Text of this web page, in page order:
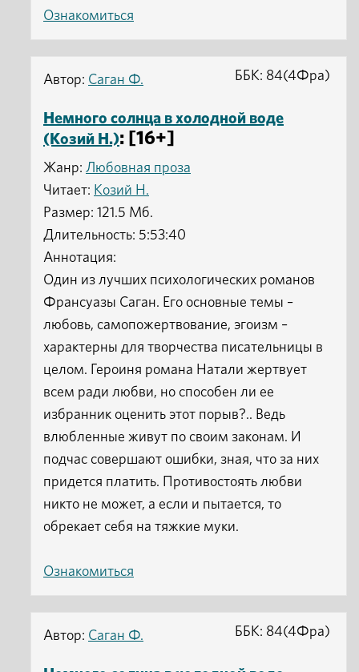
Ознакомиться
Автор: Саган Ф.
Немного солнца в холодной воде
(Козий Н.): [16+]
Жанр: Любовная проза
Читает: Козий Н.
ББК: 84(4Фра)
Размер: 121.5 Мб.
Длительность: 5:53:40
Аннотация:
Один из лучших психологических романов
Франсуазы Саган. Его основные темы –
любовь, самопожертвование, эгоизм –
характерны для творчества писательницы в
целом. Героиня романа Натали жертвует
всем ради любви, но способен ли ее
избранник оценить этот порыв?.. Ведь
влюбленные живут по своим законам. И
подчас совершают ошибки, зная, что за них
придется платить. Противостоять любви
никто не может, а если и пытается, то
обрекает себя на тяжкие муки.
Ознакомиться
Автор: Саган Ф. ББК: 84(4Фра)